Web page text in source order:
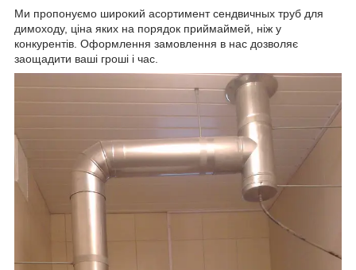
Ми пропонуємо широкий асортимент сендвичных труб для
димоходу, ціна яких на порядок приймаймей, ніж у
конкурентів. Оформлення замовлення в нас дозволяє
заощадити ваші гроші і час.